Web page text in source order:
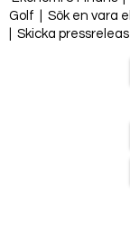
Golf
Sök en vara
Skicka